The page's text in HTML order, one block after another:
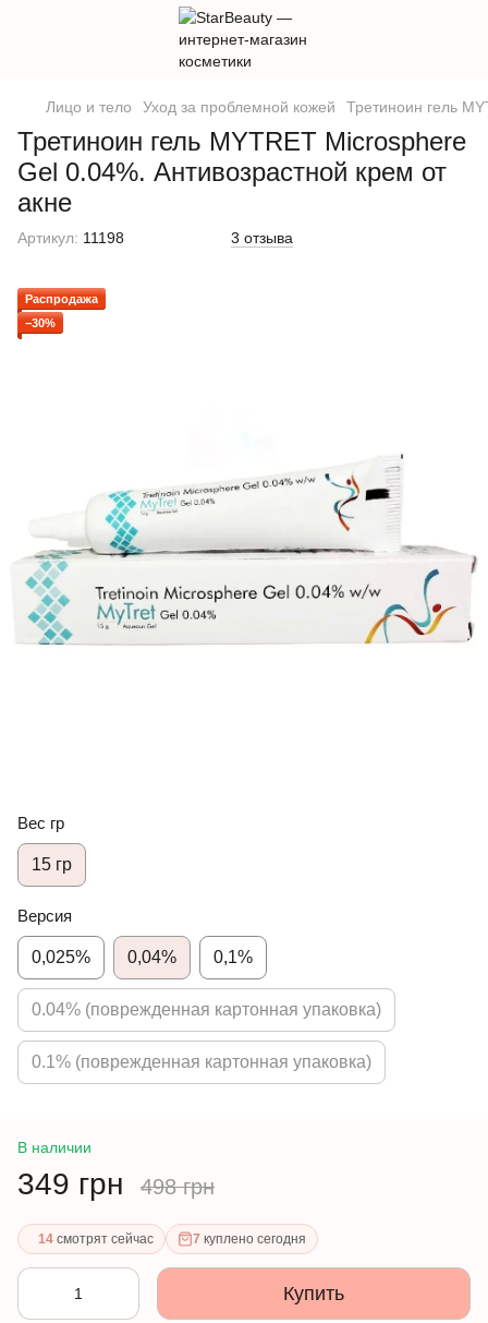
Лицо и тело Уход за проблемной кожей Третиноин гель
Третиноин гель MYTRET Microsphere
Gel 0.04%. Антивозрастной крем от
акне
Артикул: 11198 3 отзыва
Распродажа
−30%
Вес гр
15 гр
Версия
0,025% 0,04% 0,1%
0.04% (поврежденная картонная упаковка)
0.1% (поврежденная картонная упаковка)
В наличии
349 грн 498 грн
14 смотрят сейчас 7 куплено сегодня
Купить